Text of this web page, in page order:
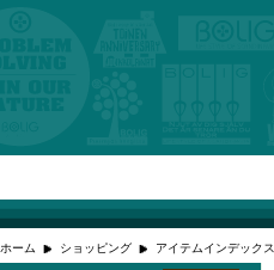
ホーム ショッピング アイテムインデックス